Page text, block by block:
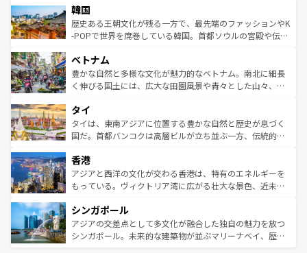
はコンテンツ一覧
いる。アクティビティも充実しており、サーフィンやダイ
ビング、ハイキングなど、アウトドア好きにはたまらな
い。オーストラリアの多彩な魅力を存分に味わいつくそ
参照してほしい。
ン）、静ひつな山岳地帯である台湾東部など、都市の喧騒
と山間の静けさが共存しており、訪れる人に新しい発見と
驚きをもたらしてくれる。また、奥深い台湾の食文化も魅
容にもいいと評判のスイーツなど、バラエティ豊かな料理
が味わえる。 なお、新着の台湾情報は コンテンツ一覧を参
照してほしい。
韓国
歴史ある王朝文化が残る一方で、最先端のファッションやK
-POPで世界を席巻している韓国。首都ソウルの宮殿や伝統
き、地方に足を延ばせば四季折々の自然美を楽しむことが
できる。そして、キムチや焼肉、絶品のストリートフード
まで、さまざまな韓国料理が待っている。夜には、韓国な
リティに包まれながら、韓国の多彩な魅力を心ゆくまで味
わってみてほしい。 なお、新着の韓国情報はコンテンツ一
覧を参照してほしい。
ベトナム
豊かな自然と多様な文化が魅力的なベトナム。南北に細長
く伸びる国土には、広大な田園風景や青々とした山々、世
急速な発展と共に伝統が息づく。ハノイの古い町並みやホ
ーチミン市のフランス統治時代の建物も、独特の雰囲気を
醸し出している。また、バラエティの豊かさとおいしさで
とつ。フォーやバインミー、ベトナムコーヒーなどは、ぜ
ひ現地で味わいたい。どの地域を訪れてもあたたかい人々
が旅行者を迎えてくれるので、きっと忘れられない旅にな
参照してほしい。
タイ
タイは、東南アジアに位置する豊かな自然と歴史が息づく
国だ。首都バンコクは高層ビルが立ち並ぶ一方、伝統的な
の活気が交差している。北部ではチェンマイなどの山岳地
帯で自然と触れ合い、南部ではプーケットやクラビの美し
いビーチでリゾート気分を楽しむことができる。タイ料理
激する。気候は一年中温暖で、どの季節にも異なる楽しみ
が待っている。親しみやすいタイの人々、仏教を中心とし
た文化、そして多様な観光資源が、訪れる旅人を魅了し続
香港
アジアと西洋の文化が交わる香港は、特有のエネルギーを
もっている。ヴィクトリア湾に広がる壮大な景色、近未来
み、どこを訪れても感動するはず。観光スポットが密集し
ており、効率よく見どころを回れるのも魅力。息をのむよ
うな絶景から文化的な体験まで、香港を存分に楽しみ尽く
シンガポール
アジアの交差点として多文化が融合した独自の魅力を放つ
シンガポール。未来的な建築物が並ぶマリーナベイ、歴史